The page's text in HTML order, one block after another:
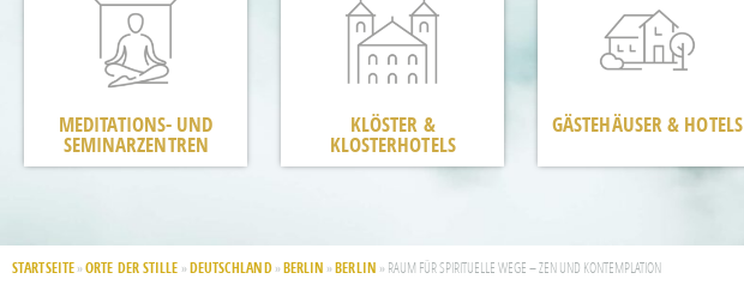
MEDITATIONS- UND
SEMINARZENTREN
KLÖSTER &
KLOSTERHOTELS
GÄSTEHÄUSER & HOTELS
STARTSEITE » ORTE DER STILLE » DEUTSCHLAND» BERLIN »BERLIN » RAUM FÜR SPIRITUELLE WEGE – ZEN UND KONTEMPLATION